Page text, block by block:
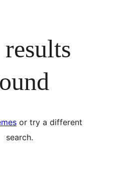
or try a different
search.